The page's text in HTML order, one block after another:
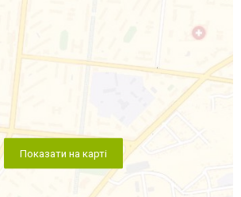
Показати на карті